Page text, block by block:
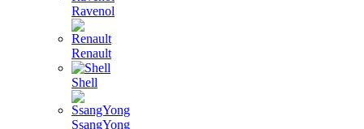
Ravenol
Renault
Shell
SsangYong